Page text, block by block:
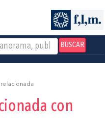
BUSCAR
con